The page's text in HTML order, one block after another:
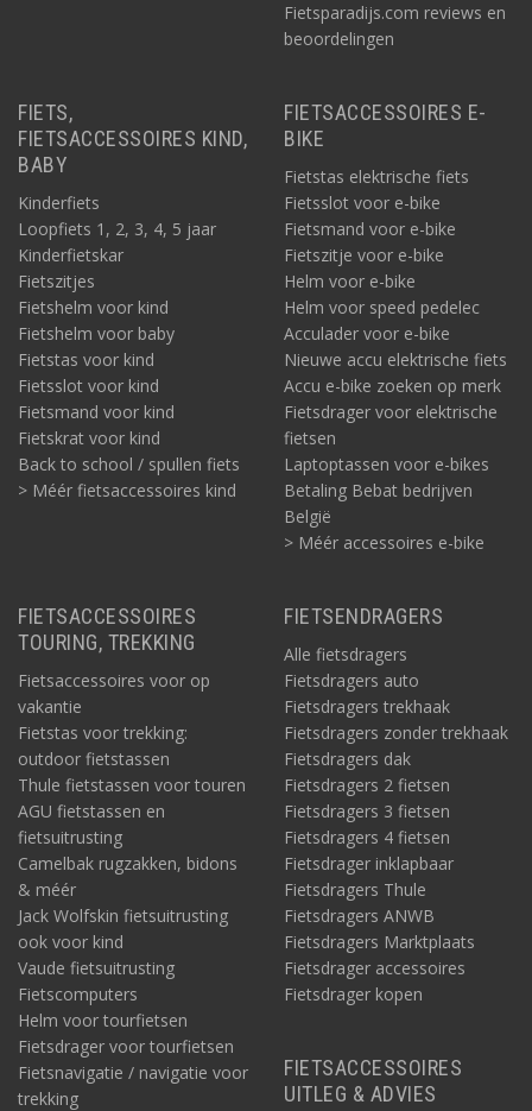
Fietsparadijs.com reviews en
beoordelingen
FIETS,
FIETSACCESSOIRES KIND,
BABY
Kinderfiets
Loopfiets 1, 2, 3, 4, 5 jaar
Kinderfietskar
Fietszitjes
Fietshelm voor kind
Fietshelm voor baby
Fietstas voor kind
Fietsslot voor kind
Fietsmand voor kind
Fietskrat voor kind
Back to school / spullen fiets
> Méér fietsaccessoires kind
FIETSACCESSOIRES E-
BIKE
Fietstas elektrische fiets
Fietsslot voor e-bike
Fietsmand voor e-bike
Fietszitje voor e-bike
Helm voor e-bike
Helm voor speed pedelec
Acculader voor e-bike
Nieuwe accu elektrische fiets
Accu e-bike zoeken op merk
Fietsdrager voor elektrische
fietsen
Laptoptassen voor e-bikes
Betaling Bebat bedrijven
België
> Méér accessoires e-bike
FIETSACCESSOIRES
TOURING, TREKKING
Fietsaccessoires voor op
vakantie
Fietstas voor trekking:
outdoor fietstassen
Thule fietstassen voor touren
AGU fietstassen en
fietsuitrusting
Camelbak rugzakken, bidons
& méér
Jack Wolfskin fietsuitrusting
ook voor kind
Vaude fietsuitrusting
Fietscomputers
Helm voor tourfietsen
Fietsdrager voor tourfietsen
Fietsnavigatie / navigatie voor
trekking
FIETSENDRAGERS
Alle fietsdragers
Fietsdragers auto
Fietsdragers trekhaak
Fietsdragers zonder trekhaak
Fietsdragers dak
Fietsdragers 2 fietsen
Fietsdragers 3 fietsen
Fietsdragers 4 fietsen
Fietsdrager inklapbaar
Fietsdragers Thule
Fietsdragers ANWB
Fietsdragers Marktplaats
Fietsdrager accessoires
Fietsdrager kopen
FIETSACCESSOIRES
UITLEG & ADVIES